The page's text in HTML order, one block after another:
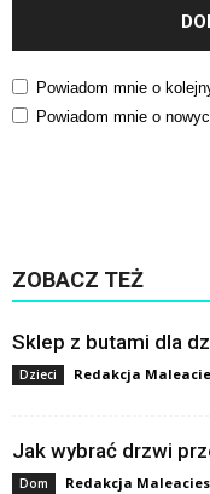
Powiadom mnie o
Powiadom mnie o
ZOBACZ TEŻ
Sklep z butami dla
Dzieci Redakcja
Jak wybrać drzwi
Dom Redakcja